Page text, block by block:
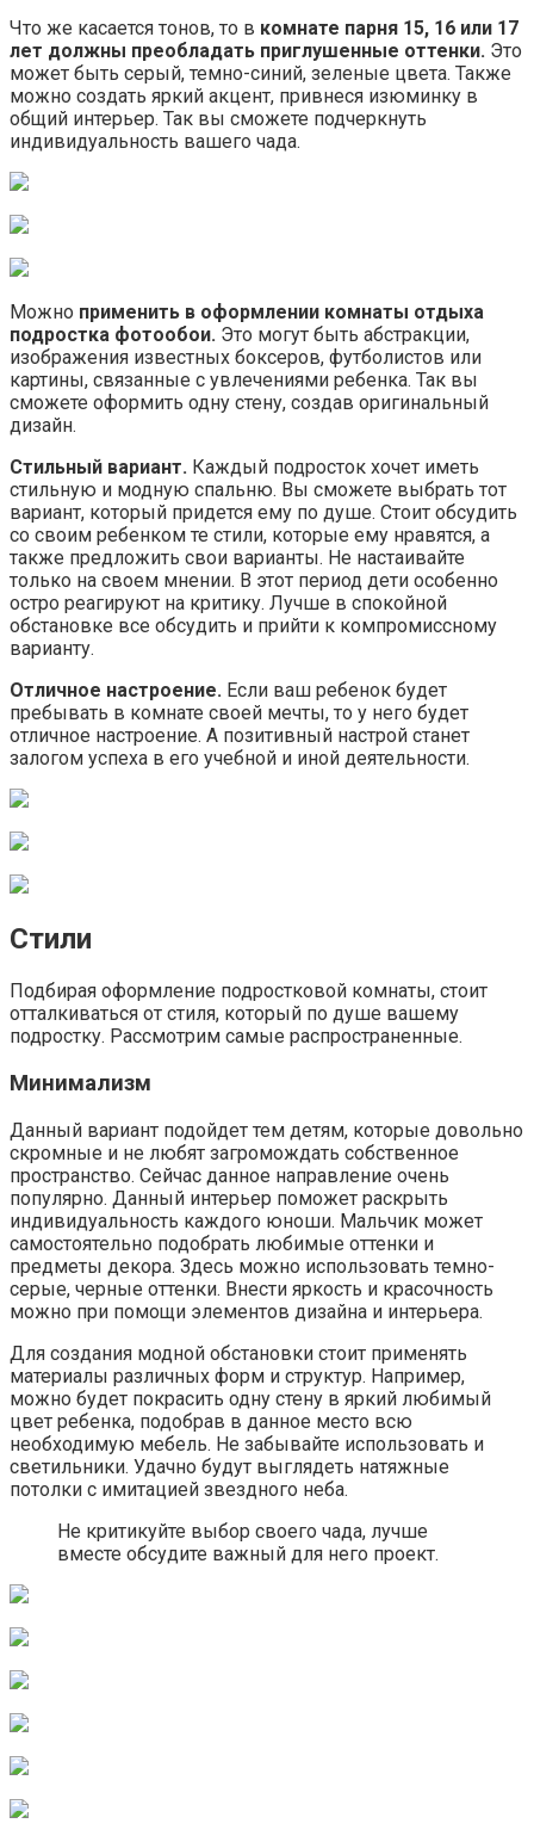
Что же касается тонов, то в комнате парня 15, 16 или 17
лет должны преобладать приглушенные оттенки. Это
может быть серый, темно-синий, зеленые цвета. Также
можно создать яркий акцент, привнеся изюминку в
общий интерьер. Так вы сможете подчеркнуть
индивидуальность вашего чада.
Можно применить в оформлении комнаты отдыха
подростка фотообои. Это могут быть абстракции,
изображения известных боксеров, футболистов или
картины, связанные с увлечениями ребенка. Так вы
сможете оформить одну стену, создав оригинальный
дизайн.
Стильный вариант. Каждый подросток хочет иметь
стильную и модную спальню. Вы сможете выбрать тот
вариант, который придется ему по душе. Стоит обсудить
со своим ребенком те стили, которые ему нравятся, а
также предложить свои варианты. Не настаивайте
только на своем мнении. В этот период дети особенно
остро реагируют на критику. Лучше в спокойной
обстановке все обсудить и прийти к компромиссному
варианту.
Отличное настроение. Если ваш ребенок будет
пребывать в комнате своей мечты, то у него будет
отличное настроение. А позитивный настрой станет
залогом успеха в его учебной и иной деятельности.
Стили
Подбирая оформление подростковой комнаты, стоит
отталкиваться от стиля, который по душе вашему
подростку. Рассмотрим самые распространенные.
Минимализм
Данный вариант подойдет тем детям, которые довольно
скромные и не любят загромождать собственное
пространство. Сейчас данное направление очень
популярно. Данный интерьер поможет раскрыть
индивидуальность каждого юноши. Мальчик может
самостоятельно подобрать любимые оттенки и
предметы декора. Здесь можно использовать темно-
серые, черные оттенки. Внести яркость и красочность
можно при помощи элементов дизайна и интерьера.
Для создания модной обстановки стоит применять
материалы различных форм и структур. Например,
можно будет покрасить одну стену в яркий любимый
цвет ребенка, подобрав в данное место всю
необходимую мебель. Не забывайте использовать и
светильники. Удачно будут выглядеть натяжные
потолки с имитацией звездного неба.
Не критикуйте выбор своего чада, лучше
вместе обсудите важный для него проект.